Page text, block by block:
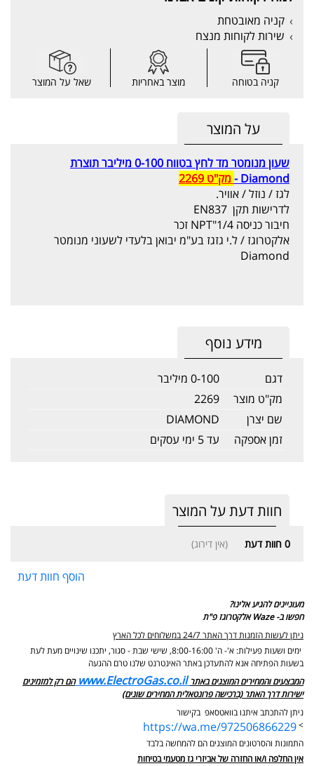
קניה מאובטחת
שירות לקוחות מנצח
קניה בטוחה מוצר באחריות שאל על המוצר
על המוצר
שעון מנומטר מד לחץ בטווח 0-100 מיליבר
תוצרת
Diamond -
מק"ט 2269
לגז / נוזל / אוויר.
לדרישות תקן EN837
חיבור כניסה 1/4"NP
T זכר
אלקטרוגז / ל.י גזגז בע"מ יבואן בלעדי לשעוני מנומטר
Diamond
מידע נוסף
דגם
0-100 מיליבר
מק"ט מוצר
2269
שם יצרן
DIAMOND
זמן אספקה
עד 5 ימי עסקים
חוות דעת על המוצר
0 חוות דעת (אין דירוג)
הוסף חוות דעת
מעוניינים להגיע אלינו?
חפשו ב- Waze אלקטרוגז פ"ת
ניתן לעשות הזמנות דרך האתר 24/7 במשלוחים לכל הארץ
ימים ושעות פעילות: א'- ה' 8:00-16:00, שישי שבת - סגור,
יתכנו שינויים מעת לעת
בשעות הפתיחה אנא להתעדכן באתר האינטרנט שלנו טרם ההגעה
המבצעים והמחירים המוצגים באתר www.ElectroGas.co.il הם רק למזמינים
ישירות דרך האתר (ברכישה פרונטאלית המחירים שונים)
ניתן להתכתב איתנו בוואטסאפ בקישור
>
https://wa.me/972506866229
התמונות והסרטונים המוצגים הם להמחשה בלבד
אין החלפה ו/או החזרה של אביזרי גז מטעמי בטיחות